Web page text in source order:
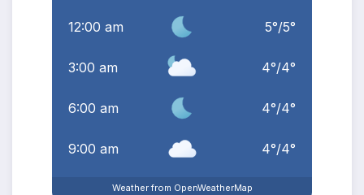
12:00 am 5°/5°
3:00 am 4°/4°
6:00 am 4°/4°
9:00 am 4°/4°
Weather from OpenWeatherMap